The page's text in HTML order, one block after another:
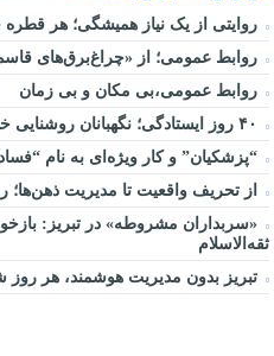
روایتی از یک نیاز همیشگی؛ هر
روابط عمومی؛ از «چراغ‌برق‌های
روابط عمومی،بی مکان و بی زمان
“پزشکیان” و کار ویژه‌ای به نام
از تحریف واقعیت تا مدیریت
«سربداران مشروطه» در تبریز:
ثقه‌الاسلام
تبریز بدون مدیریت هوشمند، هر روز